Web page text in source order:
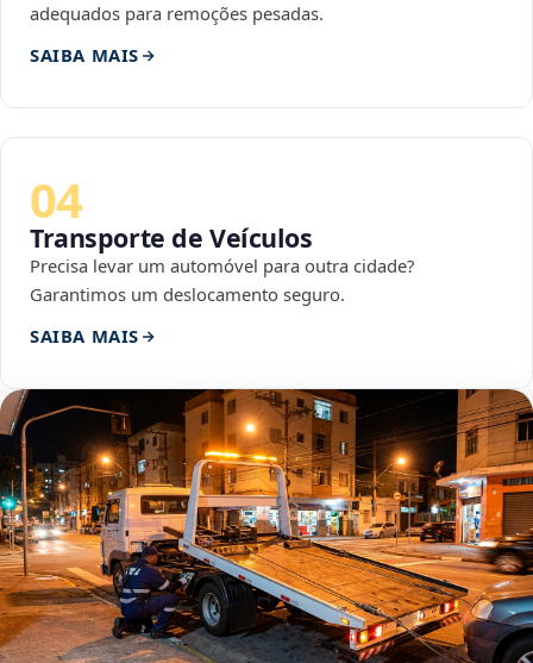
adequados para remoções pesadas.
SAIBA MAIS
04
Transporte de Veículos
Precisa levar um automóvel para outra cidade?
Garantimos um deslocamento seguro.
SAIBA MAIS